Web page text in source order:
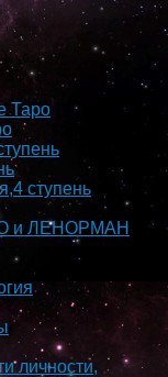
Таро
ступень
и ЛЕНОРМАН
личности,